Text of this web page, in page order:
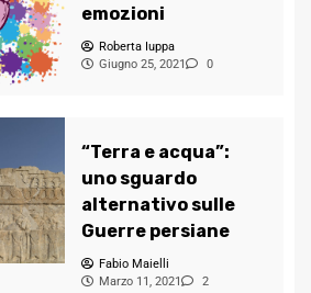
emozioni
Roberta Iuppa
Giugno 25, 2021
0
“Terra e acqua”:
uno sguardo
alternativo sulle
Guerre persiane
Fabio Maielli
Marzo 11, 2021
2